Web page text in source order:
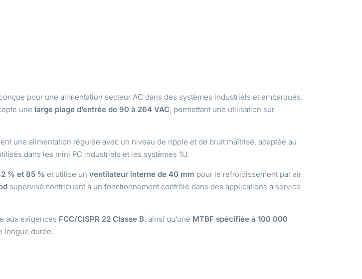
pour une alimentation secteur AC dans des systèmes industriels et embarqués.
une large plage d’entrée de 90 à 264 VAC, permettant une utilisation sur
une alimentation régulée avec un niveau de ripple et de bruit maîtrisé, adaptée au
dans les mini PC industriels et les systèmes 1U.
% et 85 % et utilise unventilateur interne de 40 mm pour le refroidissement par air
supervisé contribuent à un fonctionnement contrôlé dans des applications à service
aux exigences FCC/CISPR 22 Classe B, ainsi qu’une MTBF spécifiée à 100 000
longue durée.